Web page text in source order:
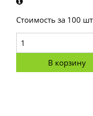
Стоимость за 100 шт
В корзину